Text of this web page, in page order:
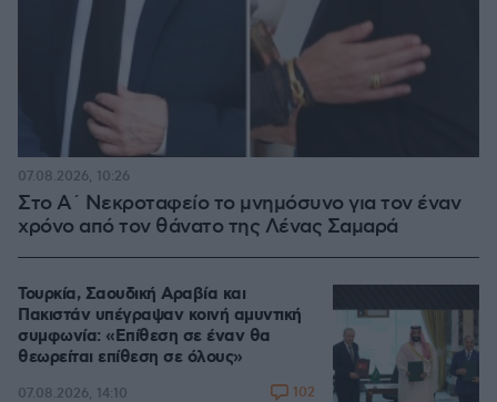
Στο Α΄ Νεκροταφείο το μνημόσυνο για τον έναν
χρόνο από τον θάνατο της Λένας Σαμαρά
07.08.2026, 10:26
Τουρκία, Σαουδική Αραβία και
Πακιστάν υπέγραψαν κοινή αμυντική
συμφωνία: «Επίθεση σε έναν θα
θεωρείται επίθεση σε όλους»
07.08.2026, 14:10 102